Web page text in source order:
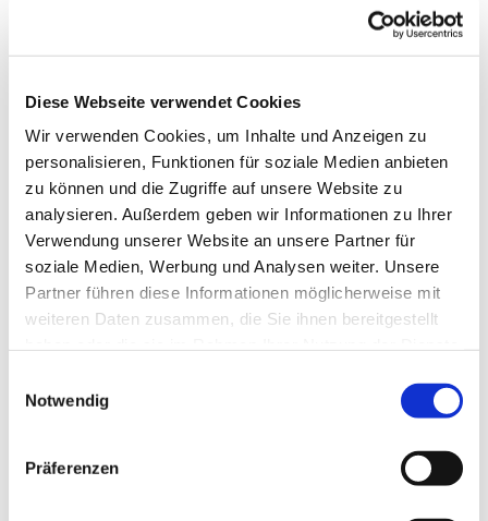
Diese Webseite verwendet Cookies
Wir verwenden Cookies, um Inhalte und Anzeigen zu
personalisieren, Funktionen für soziale Medien anbieten
zu können und die Zugriffe auf unsere Website zu
analysieren. Außerdem geben wir Informationen zu Ihrer
Verwendung unserer Website an unsere Partner für
soziale Medien, Werbung und Analysen weiter. Unsere
Partner führen diese Informationen möglicherweise mit
weiteren Daten zusammen, die Sie ihnen bereitgestellt
Notwendig
Präferenzen
Dies könnte Sie auch
interessieren